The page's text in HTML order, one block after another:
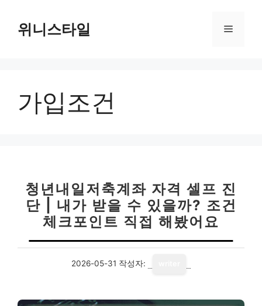
위니스타일 메
가입조건
청년내일저축계좌 자격 셀프 진
단 | 내가 받을 수 있을까? 조건
체크포인트 직접 해봤어요
2026-05-31 작성자: